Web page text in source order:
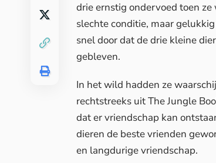
drie ernstig ondervoed toen
slechte conditie, maar
snel door dat de drie kleine
gebleven.
In het wild hadden ze
rechtstreeks uit The Jungle
dat er vriendschap kan
dieren de beste vrienden
en langdurige vriendschap.